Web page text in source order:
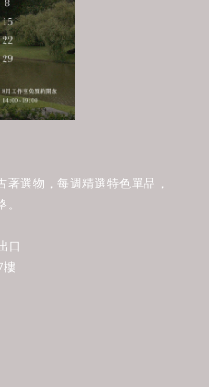
著選物，每週精選特色單品，
口